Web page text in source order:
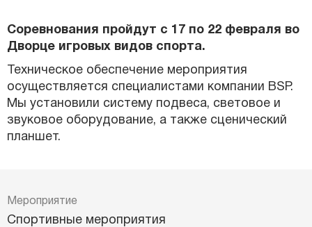
Соревнования пройдут с 17 по 22 февраля во
Дворце игровых видов спорта.
Техническое обеспечение мероприятия
осуществляется специалистами компании BSP.
Мы установили систему подвеса, световое и
звуковое оборудование, а также сценический
планшет.
Мероприятие
Спортивные мероприятия